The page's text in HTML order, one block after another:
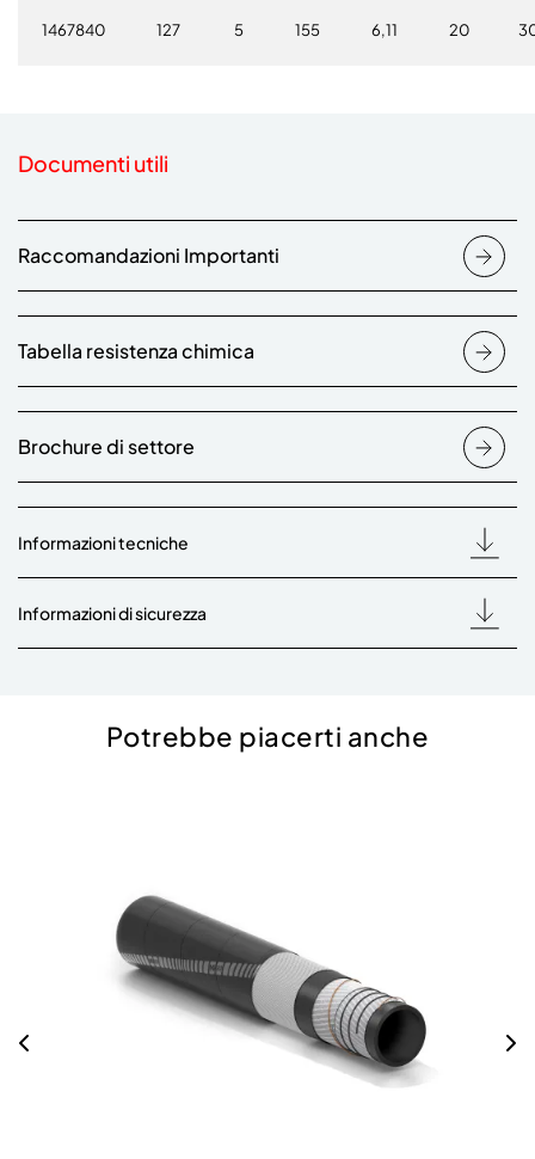
1467840 127 5 155 6,11 20
Documenti utili
Raccomandazioni Importanti
Tabella resistenza chimica
Brochure di settore
Informazioni tecniche
Informazioni di sicurezza
Potrebbe piacerti anche